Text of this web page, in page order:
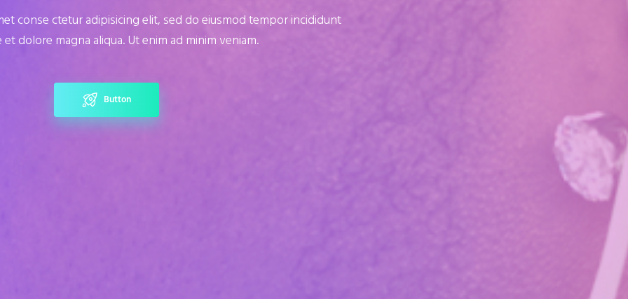
conse ctetur adipisicing elit, sed do eiusmod tempor incididunt
dolore magna aliqua. Ut enim ad minim veniam.
Button